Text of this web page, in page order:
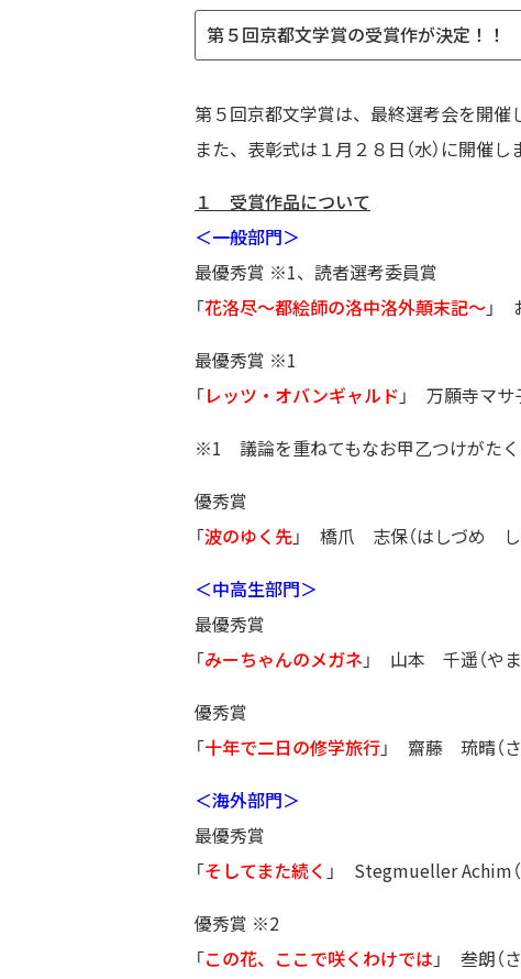
第５回京都文学賞の受賞作が決定！！
第５回京都文学賞は、最終選考会を開催
また、表彰式は１月２８日（水）に開催し
１ 受賞作品について
＜一般部門＞
最優秀賞 ※1、読者選考委員賞
「花洛尽～都絵師の洛中洛外顛末記～」
最優秀賞 ※1
「レッツ・オバンギャルド 」 万願寺マサ
※1 議論を重ねてもなお甲乙つけがたく
優秀賞
「波のゆく先」 橋爪 志保（はしづめ し
＜中高生部門＞
最優秀賞
「みーちゃんのメガネ 」 山本 千遥（や
優秀賞
「十年で二日の修学旅行」 齋藤 琉晴（
＜海外部門＞
最優秀賞
「そしてまた続く 」 Stegmueller Achim
優秀賞 ※2
「この花、ここで咲くわけでは 」 叁朗（